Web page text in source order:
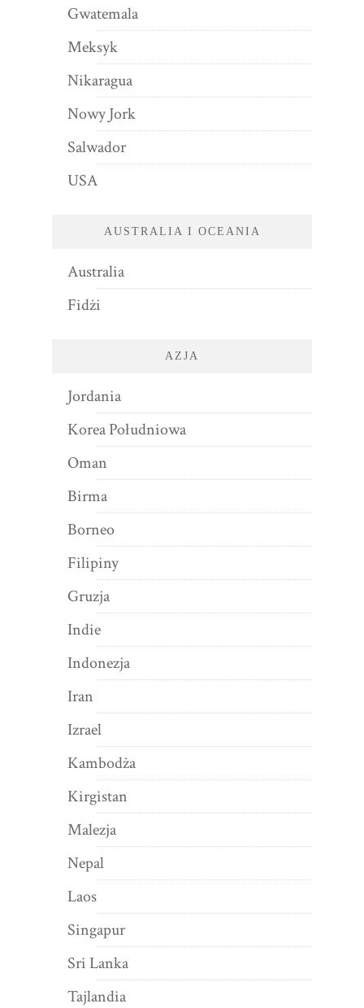
Gwatemala
Meksyk
Nikaragua
Nowy Jork
Salwador
USA
AUSTRALIA I OCEANIA
Australia
Fidżi
AZJA
Jordania
Korea Południowa
Oman
Birma
Borneo
Filipiny
Gruzja
Indie
Indonezja
Iran
Izrael
Kambodża
Kirgistan
Malezja
Nepal
Laos
Singapur
Sri Lanka
Tajlandia